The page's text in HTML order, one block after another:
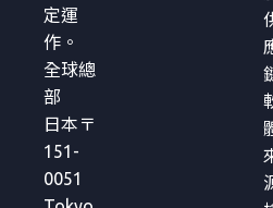
定運
作。
全球總
部
日本〒
151-
0051